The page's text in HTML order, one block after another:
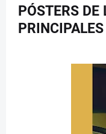
PÓSTERS
PRINCIPALES